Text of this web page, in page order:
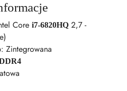
Core i7-6820HQ 2,7 -
Zintegrowana